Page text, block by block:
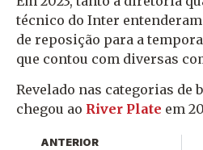
técnico do Inter
de reposição para a
que contou com diversas
Revelado nas categorias de
chegou ao River Plate em
ANTERIOR